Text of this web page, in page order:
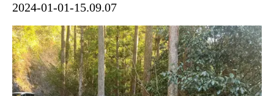
2024-01-01-15.09.07